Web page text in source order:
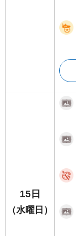
15日
（水曜日）